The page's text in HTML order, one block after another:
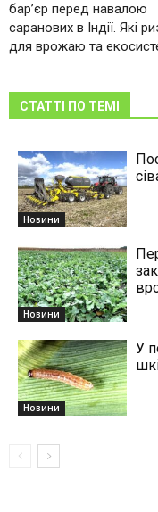
бар’єр перед навалою
саранових в Індії. Які
для врожаю та
СТАТТІ ПО ТЕМІ
Новини
Новини
Новини
У